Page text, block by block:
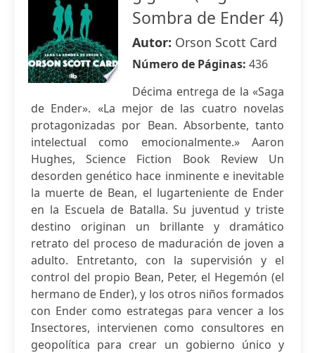
Sombra de Ender 4)
Autor: Orson Scott Card
Número de Páginas: 436
Décima entrega de la «Saga
de Ender». «La mejor de las cuatro novelas
protagonizadas por Bean. Absorbente, tanto
intelectual como emocionalmente.» Aaron
Hughes, Science Fiction Book Review Un
desorden genético hace inminente e inevitable
la muerte de Bean, el lugarteniente de Ender
en la Escuela de Batalla. Su juventud y triste
destino originan un brillante y dramático
retrato del proceso de maduración de joven a
adulto. Entretanto, con la supervisión y el
control del propio Bean, Peter, el Hegemón (el
hermano de Ender), y los otros niños formados
con Ender como estrategas para vencer a los
Insectores, intervienen como consultores en
geopolítica para crear un gobierno único y